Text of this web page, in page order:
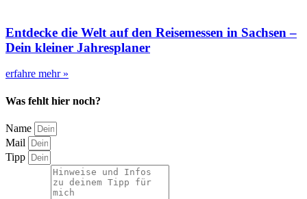
Entdecke die Welt auf den Reisemessen in Sachsen –
Dein kleiner Jahresplaner
erfahre mehr »
Was fehlt hier noch?
Name
Mail
Tipp